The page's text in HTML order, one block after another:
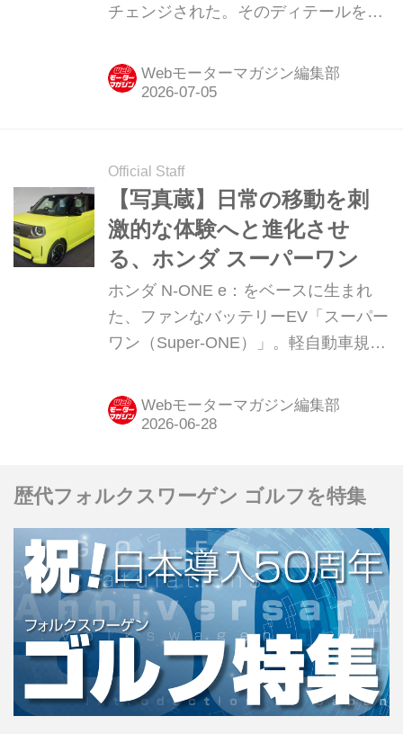
チェンジされた。そのディテールを写
Webモーターマガジン編集部
Official Staff
【写真蔵】日常の移動を刺
激的な体験へと進化させ
る、ホンダ スーパーワン
ホンダ N-ONE e：をベースに生まれ
た、ファンなバッテリーEV「スーパー
ワン（Super-ONE）」。軽自動車規格
スポーティでマッシブなスタイル、そ
してディテールを写真とともに紹介し
Webモーターマガジン編集部
歴代フォルクスワーゲン ゴルフを特集